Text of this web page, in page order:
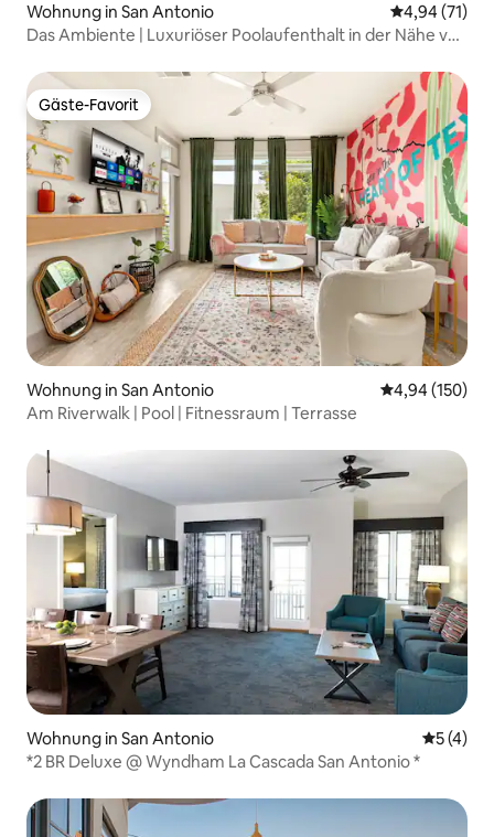
Wohnung in San Antonio
4,94 (71)
Das Ambiente | Luxuriöser Poolaufenthalt in der Nähe von
Gäste-Favorit
Gäste-Favorit
Wohnung in San Antonio
4,94 (150)
Am Riverwalk | Pool | Fitnessraum | Terrasse
Wohnung in San Antonio
5 (4)
*2 BR Deluxe @ Wyndham La Cascada San Antonio *